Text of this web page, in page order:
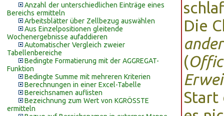
Anzahl der unterschiedlichen Einträge eines
Bereichs ermitteln
Arbeitsblätter über Zellbezug auswählen
Aus Einzelpositionen gleitende
Wochenergebnisse aufaddieren
Automatischer Vergleich zweier
Tabellenbereiche
Bedingte Formatierung mit der AGGREGAT-
Funktion
Bedingte Summe mit mehreren Kriterien
Berechnungen in einer Excel-Tabelle
Bereichsnamen auflisten
Bezeichnung zum Wert von KGRÖSSTE
ermitteln
Die
(
Start